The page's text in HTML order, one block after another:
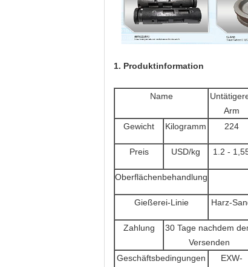
1. Produktinformation
Name
Arm
Gewicht Kilogramm 224
Preis USD/kg 1.2 -
Oberflächenbehandlung
Gießerei-Linie Harz-
Zahlung
30 Tage nachdem
Versenden
Geschäftsbedingungen
EXW-